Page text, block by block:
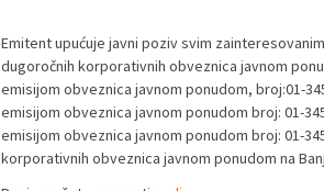
Emitent upućuje javni poziv svim
dugoročnih korporativnih obveznica javnom
emisijom obveznica javnom ponudom, broj:01-
emisijom obveznica javnom ponudom broj: 01-
emisijom obveznica javnom ponudom broj: 01-
korporativnih obveznica javnom ponudom na